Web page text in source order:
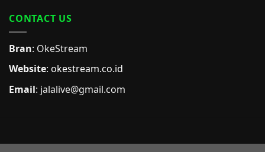
CONTACT US
Bran: OkeStream
Website: okestream.co.id
Email: jalalive@gmail.com